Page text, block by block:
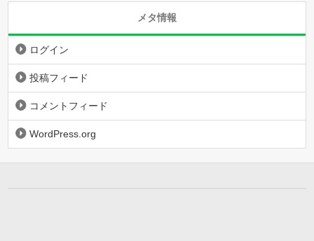
メタ情報
ログイン
投稿フィード
コメントフィード
WordPress.org